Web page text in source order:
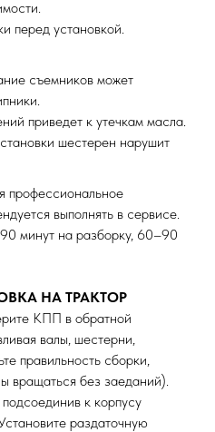
перед установкой.
съемников может
приведет к утечкам масла.
шестерен нарушит
профессиональное
выполнять в сервисе.
минут на разборку, 60–90
НА ТРАКТОР
КПП в обратной
валы, шестерни,
правильность сборки,
вращаться без заеданий).
к корпусу
раздаточную